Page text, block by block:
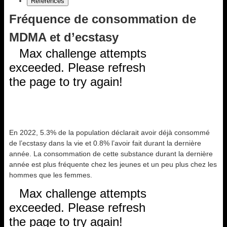
Fréquence de consommation de
MDMA et d’ecstasy
En 2022, 5.3% de la population déclarait avoir déjà consommé
de l’ecstasy dans la vie et 0.8% l’avoir fait durant la dernière
année. La consommation de cette substance durant la dernière
année est plus fréquente chez les jeunes et un peu plus chez les
hommes que les femmes.